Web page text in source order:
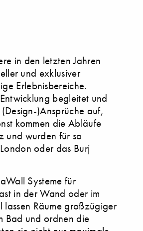
in den letzten Jahren
und exklusiver
Erlebnisbereiche.
begleitet und
)Ansprüche auf,
kommen die Abläufe
und wurden für so
oder das Burj
Systeme für
in der Wand oder im
lassen Räume großzügiger
Bad und ordnen die